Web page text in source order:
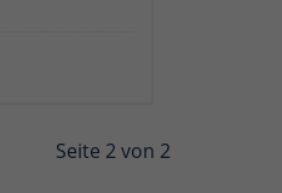
Seite 2 von 2